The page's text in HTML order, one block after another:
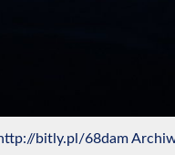
bitly.pl/68dam